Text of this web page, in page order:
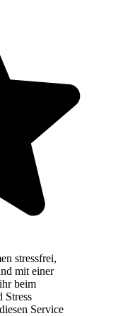
stressfrei,
mit einer
beim
Stress
Service